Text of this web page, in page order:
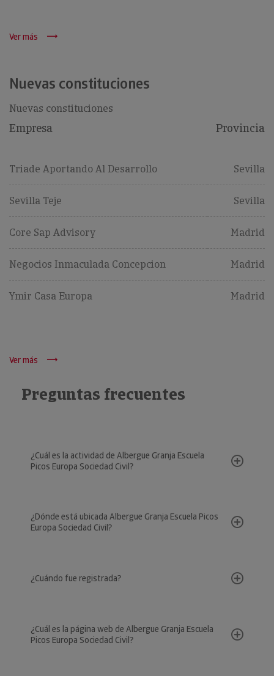
Ver más
Nuevas constituciones
Nuevas constituciones
Empresa Provincia
Triade Aportando Al Desarrollo Sevilla
Sevilla Teje Sevilla
Core Sap Advisory Madrid
Negocios Inmaculada Concepcion Madrid
Ymir Casa Europa Madrid
Ver más
Preguntas frecuentes
¿Cuál es la actividad de Albergue Granja Escuela
Picos Europa Sociedad Civil?
¿Dónde está ubicada Albergue Granja Escuela Picos
Europa Sociedad Civil?
¿Cuándo fue registrada?
¿Cuál es la página web de Albergue Granja Escuela
Picos Europa Sociedad Civil?